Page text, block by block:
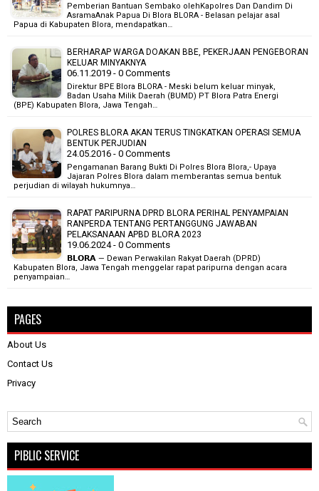
Pemberian Bantuan Sembako olehKapolres Dan Dandim Di
AsramaAnak Papua Di Blora BLORA - Belasan pelajar asal
Papua di Kabupaten Blora, mendapatkan…
BERHARAP WARGA DOAKAN BBE, PEKERJAAN PENGEBORAN
KELUAR MINYAKNYA
06.11.2019 - 0 Comments
Direktur BPE Blora BLORA - Meski belum keluar minyak,
Badan Usaha Milik Daerah (BUMD) PT Blora Patra Energi
(BPE) Kabupaten Blora, Jawa Tengah…
POLRES BLORA AKAN TERUS TINGKATKAN OPERASI SEMUA
BENTUK PERJUDIAN
24.05.2016 - 0 Comments
Pengamanan Barang Bukti Di Polres Blora Blora,- Upaya
Jajaran Polres Blora dalam memberantas semua bentuk
perjudian di wilayah hukumnya…
RAPAT PARIPURNA DPRD BLORA PERIHAL PENYAMPAIAN
RANPERDA TENTANG PERTANGGUNG JAWABAN
PELAKSANAAN APBD BLORA 2023
19.06.2024 - 0 Comments
𝗕𝗟𝗢𝗥𝗔 — Dewan Perwakilan Rakyat Daerah (DPRD)
Kabupaten Blora, Jawa Tengah menggelar rapat paripurna dengan acara
penyampaian…
PAGES
About Us
Contact Us
Privacy
PIBLIC SERVICE